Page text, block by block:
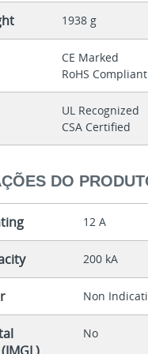
1938 g
CE Marked
RoHS Compliant
UL Recognized
CSA Certified
DO
12 A
200 kA
Non
No